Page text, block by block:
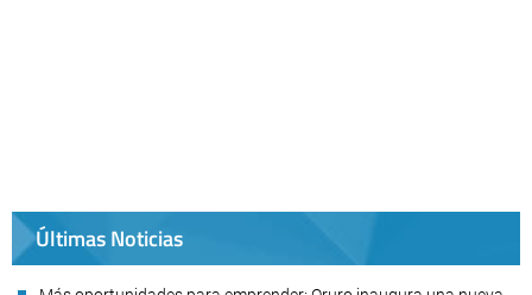
Últimas Noticias